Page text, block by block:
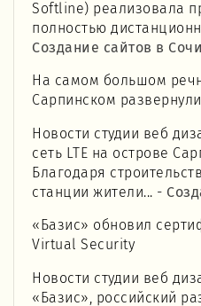
Softline) реализовала
полностью
Создание сайтов в Сочи
На самом большом
Сарпинском
Новости студии веб
сеть LTE на острове
Благодаря
станции жители... -
«Базис» обновил
Virtual Security
Новости студии веб
«Базис», российский